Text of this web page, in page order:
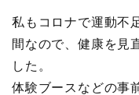
私もコロナで運動不
間なので、健康を見
した。
体験ブースなどの事